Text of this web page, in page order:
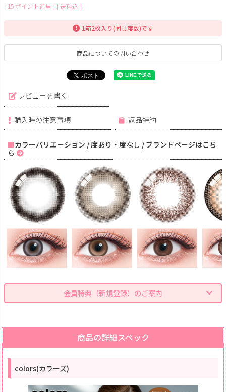
[ 15 ポイント進呈 ] 送料込
1箱2枚入り(同じ度数)です
商品についての問い合わせ
レビューを書く
購入時の注意事項 返品特約
カラーバリエーション / 度あり・度なし / ブランドページはこち
ら
会員特典（新規登録）のご案内
商品の詳細スペック
colors(カラーズ)